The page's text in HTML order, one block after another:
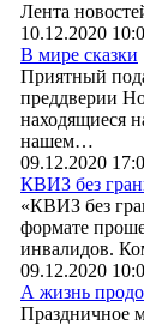
Лента
10.12.2020
В мире сказки
Приятный
преддверии
находящиеся
нашем…
09.12.2020
КВИЗ без
«КВИЗ без
формате
инвалидов.
09.12.2020
А жизнь
Праздничное